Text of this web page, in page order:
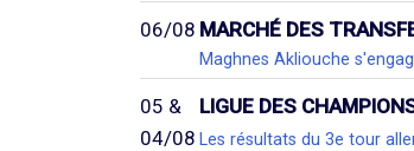
06/08 MARCHÉ DES
Maghnes Akliouche
05 &
04/08
LIGUE DES
Les résultats du 3e tour